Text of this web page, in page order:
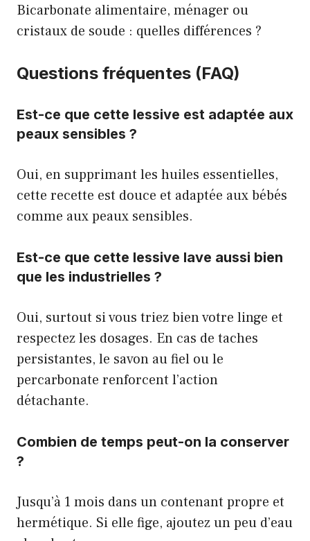
Bicarbonate alimentaire, ménager ou
cristaux de soude : quelles différences ?
Questions fréquentes (FAQ)
Est-ce que cette lessive est adaptée aux
peaux sensibles ?
Oui, en supprimant les huiles essentielles,
cette recette est douce et adaptée aux bébés
comme aux peaux sensibles.
Est-ce que cette lessive lave aussi bien
que les industrielles ?
Oui, surtout si vous triez bien votre linge et
respectez les dosages. En cas de taches
persistantes, le savon au fiel ou le
percarbonate renforcent l’action
détachante.
Combien de temps peut-on la conserver
?
Jusqu’à 1 mois dans un contenant propre et
hermétique. Si elle fige, ajoutez un peu d’eau